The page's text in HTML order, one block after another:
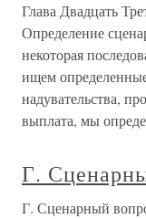
Глава Двадцать
Определение
некоторая
ищем
надувательства,
выплата, мы
Г.
Г. Сценарный